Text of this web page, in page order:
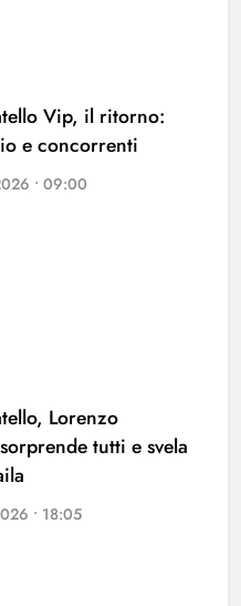
Vip, il ritorno:
e concorrenti
• 09:00
Lorenzo
tutti e svela
• 18:05